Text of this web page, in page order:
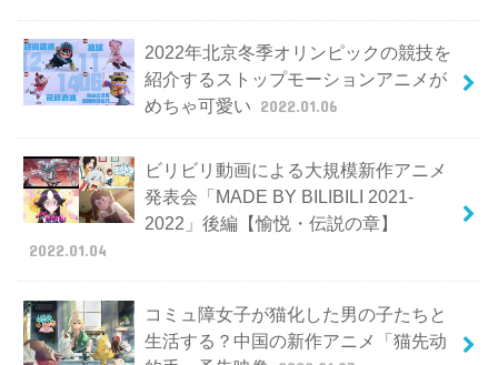
2022年北京冬季オリンピックの競技を
紹介するストップモーションアニメが
めちゃ可愛い 2022.01.06
ビリビリ動画による大規模新作アニメ
発表会「MADE BY BILIBILI 2021-
2022」後編【愉悦・伝説の章】
2022.01.04
コミュ障女子が猫化した男の子たちと
生活する？中国の新作アニメ「猫先动